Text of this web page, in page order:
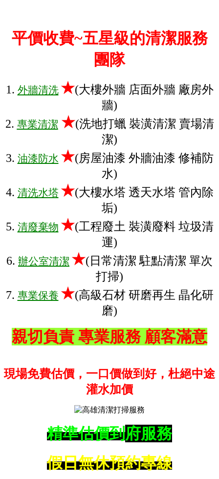
平價收費~五星級的清潔服務
團隊
1. 外牆清洗 ★(大樓外牆 店面外牆 廠房外
牆)
2. 專業清潔 ★(洗地打蠟 裝潢清潔 賣場清
潔)
3. 油漆防水 ★(房屋油漆 外牆油漆 修補防
水)
4. 清洗水塔 ★(大樓水塔 透天水塔 管內除
垢)
5. 清廢棄物 ★(工程廢土 裝潢廢料 垃圾清
運)
6. 辦公室清潔 ★(日常清潔 駐點清潔 單次
打掃)
7. 專業保養 ★(高級石材 研磨再生 晶化研
磨)
親切負責 專業服務 顧客滿意
現場免費估價，一口價做到好，杜絕中途
灌水加價
精準估價到府服務
假日無休預約專線